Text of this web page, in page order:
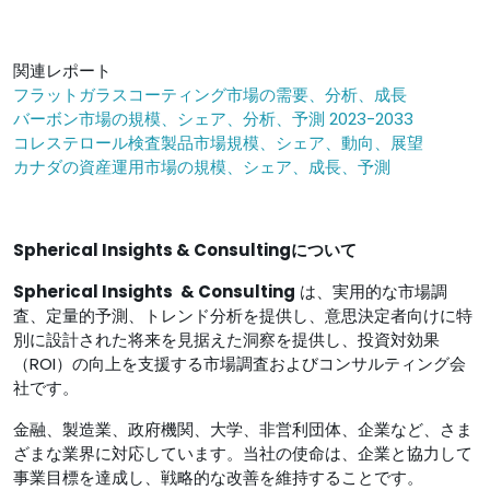
関連レポート
フラットガラスコーティング市場の需要、分析、成長
バーボン市場の規模、シェア、分析、予測 2023-2033
コレステロール検査製品市場規模、シェア、動向、展望
カナダの資産運用市場の規模、シェア、成長、予測
Spherical Insights & Consultingについて
Spherical Insights & Consulting は、実用的な市場調
査、定量的予測、トレンド分析を提供し、意思決定者向けに特
別に設計された将来を見据えた洞察を提供し、投資対効果
（ROI）の向上を支援する市場調査およびコンサルティング会
社です。
金融、製造業、政府機関、大学、非営利団体、企業など、さま
ざまな業界に対応しています。当社の使命は、企業と協力して
事業目標を達成し、戦略的な改善を維持することです。